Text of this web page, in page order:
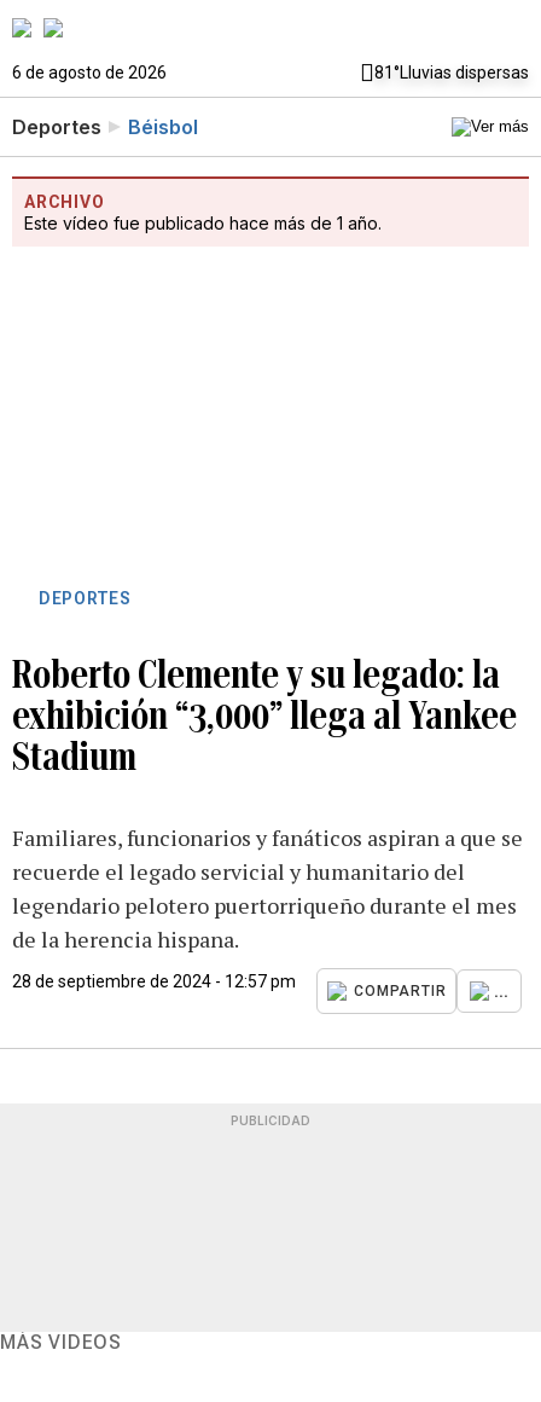
6 de agosto de 2026 81°Lluvias dispersas
Deportes Béisbol
ARCHIVO
Este vídeo fue publicado hace más de 1 año.
DEPORTES
Roberto Clemente y su legado: la
exhibición “3,000” llega al Yankee
Stadium
Familiares, funcionarios y fanáticos aspiran a que se
recuerde el legado servicial y humanitario del
legendario pelotero puertorriqueño durante el mes
de la herencia hispana.
28 de septiembre de 2024 - 12:57 pm
COMPARTIR ...
PUBLICIDAD
MÁS VIDEOS